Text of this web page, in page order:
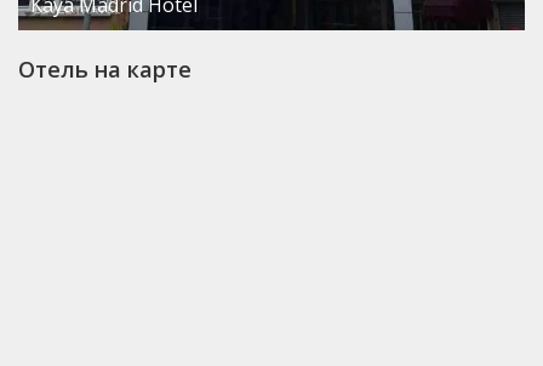
Kaya Madrid Hotel
Отель на карте